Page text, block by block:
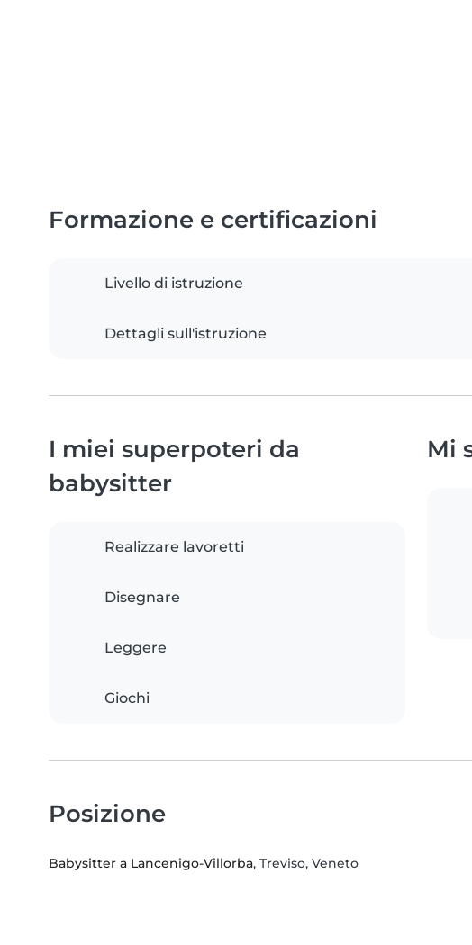
Formazione e certificazioni
Livello di istruzione
Dettagli sull'istruzione
I miei superpoteri da
babysitter
Realizzare lavoretti
Disegnare
Leggere
Giochi
Mi
Posizione
Babysitter a Lancenigo-Villorba, Treviso, Veneto